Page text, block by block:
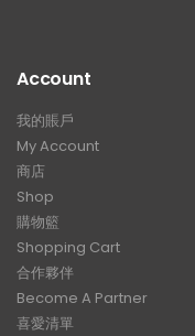
Account
我的賬戶
My Account
商店
Shop
購物籃
Shopping Cart
合作夥伴
Become A Partner
喜愛清單